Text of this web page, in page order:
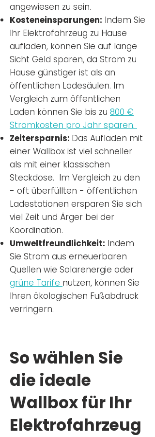
angewiesen zu sein.
Kosteneinsparungen: Indem Sie
Ihr Elektrofahrzeug zu Hause
aufladen, können Sie auf lange
Sicht Geld sparen, da Strom zu
Hause günstiger ist als an
öffentlichen Ladesäulen. Im
Vergleich zum öffentlichen
Laden können Sie bis zu 800 €
Stromkosten pro Jahr sparen.
Zeitersparnis: Das Aufladen mit
einer Wallbox ist viel schneller
als mit einer klassischen
Steckdose. Im Vergleich zu den
- oft überfüllten - öffentlichen
Ladestationen ersparen Sie sich
viel Zeit und Ärger bei der
Koordination.
Umweltfreundlichkeit: Indem
Sie Strom aus erneuerbaren
Quellen wie Solarenergie oder
grüne Tarife nutzen, können Sie
Ihren ökologischen Fußabdruck
verringern.
So wählen Sie
die ideale
Wallbox für Ihr
Elektrofahrzeug